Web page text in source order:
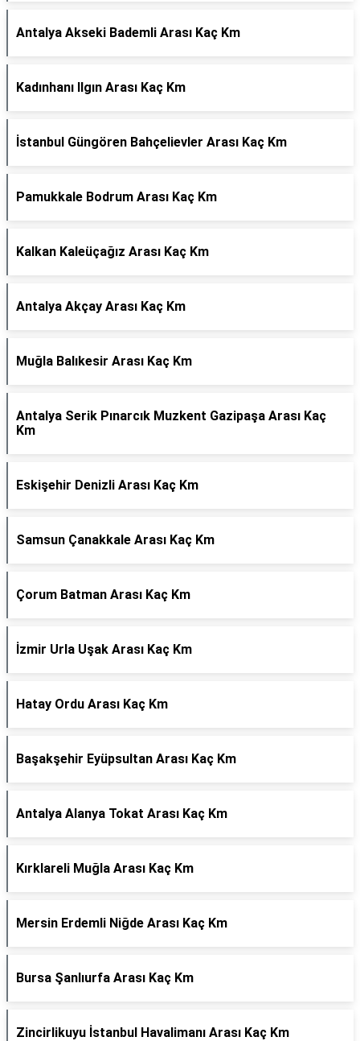
Antalya Akseki Bademli Arası Kaç Km
Kadınhanı Ilgın Arası Kaç Km
İstanbul Güngören Bahçelievler Arası Kaç Km
Pamukkale Bodrum Arası Kaç Km
Kalkan Kaleüçağız Arası Kaç Km
Antalya Akçay Arası Kaç Km
Muğla Balıkesir Arası Kaç Km
Antalya Serik Pınarcık Muzkent Gazipaşa Arası Kaç
Km
Eskişehir Denizli Arası Kaç Km
Samsun Çanakkale Arası Kaç Km
Çorum Batman Arası Kaç Km
İzmir Urla Uşak Arası Kaç Km
Hatay Ordu Arası Kaç Km
Başakşehir Eyüpsultan Arası Kaç Km
Antalya Alanya Tokat Arası Kaç Km
Kırklareli Muğla Arası Kaç Km
Mersin Erdemli Niğde Arası Kaç Km
Bursa Şanlıurfa Arası Kaç Km
Zincirlikuyu İstanbul Havalimanı Arası Kaç Km